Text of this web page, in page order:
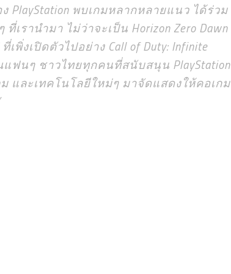
PlayStation พบเกมหลากหลายแนว ได้ร่วม
เรานำมา ไม่ว่าจะเป็น Horizon Zero Dawn
เพิ่งเปิดตัวไปอย่าง Call of Duty: Infinite
ฟนๆ ชาวไทยทุกคนที่สนับสนุน PlayStation
และเทคโนโลยีใหม่ๆ มาจัดแสดงให้คอเกม